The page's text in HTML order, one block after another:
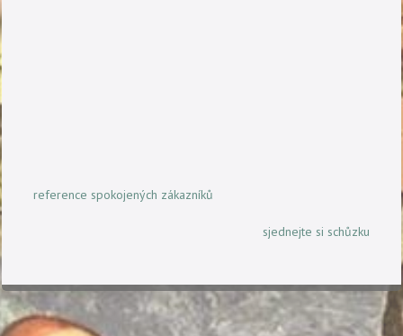
reference spokojených zákazníků
sjednejte si schůzku